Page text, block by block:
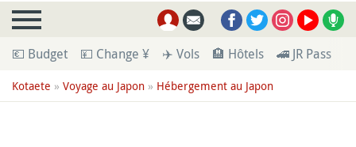
💶 Budget 💴 Change ¥ ✈️ Vols 🏨 Hôtels 🚄 JR Pass
Kotaete » Voyage au Japon » Hébergement au Japon